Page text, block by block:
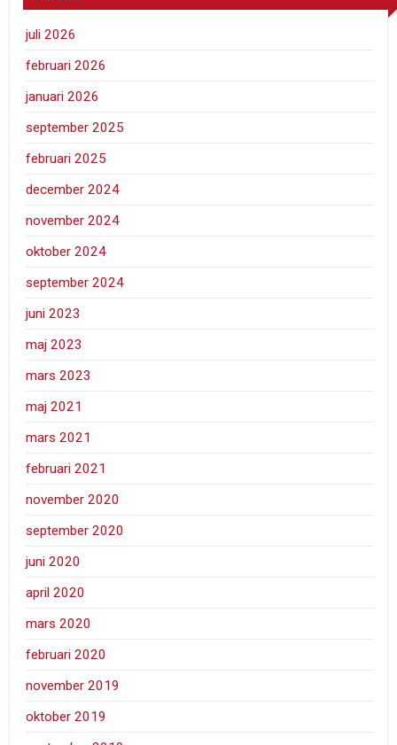
juli 2026
februari 2026
januari 2026
september 2025
februari 2025
december 2024
november 2024
oktober 2024
september 2024
juni 2023
maj 2023
mars 2023
maj 2021
mars 2021
februari 2021
november 2020
september 2020
juni 2020
april 2020
mars 2020
februari 2020
november 2019
oktober 2019